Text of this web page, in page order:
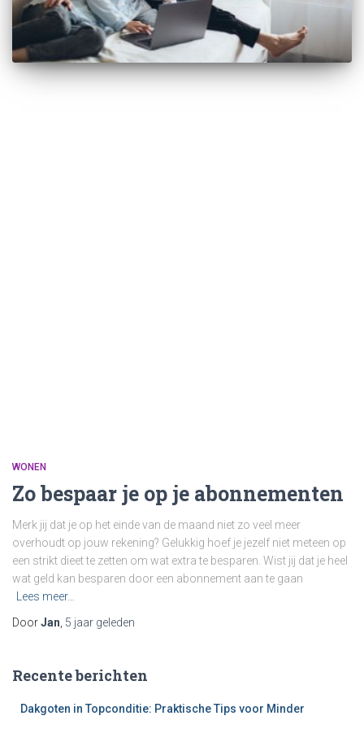
WONEN
Zo bespaar je op je abonnementen
Merk jij dat je op het einde van de maand niet zo veel meer
overhoudt op jouw rekening? Gelukkig hoef je jezelf niet meteen op
een strikt dieet te zetten om wat extra te besparen. Wist jij dat je heel
wat geld kan besparen door een abonnement aan te gaan
Lees meer…
DoorJan 5 jaar geleden
Recente berichten
Dakgoten in Topconditie: Praktische Tips voor Minder